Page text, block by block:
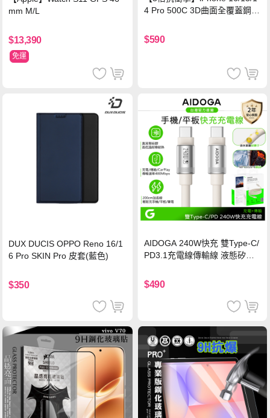
mm M/L
$13,390
免運
4 Pro 500C 3D曲面全覆蓋鋼化
保護貼
$590
DUX DUCIS OPPO Reno 16/1
6 Pro SKIN Pro 皮套(藍色)
$350
AIDOGA 240W快充 雙Type-C/
PD3.1充電線傳輸線 液態矽膠
機/平板/筆電
$490